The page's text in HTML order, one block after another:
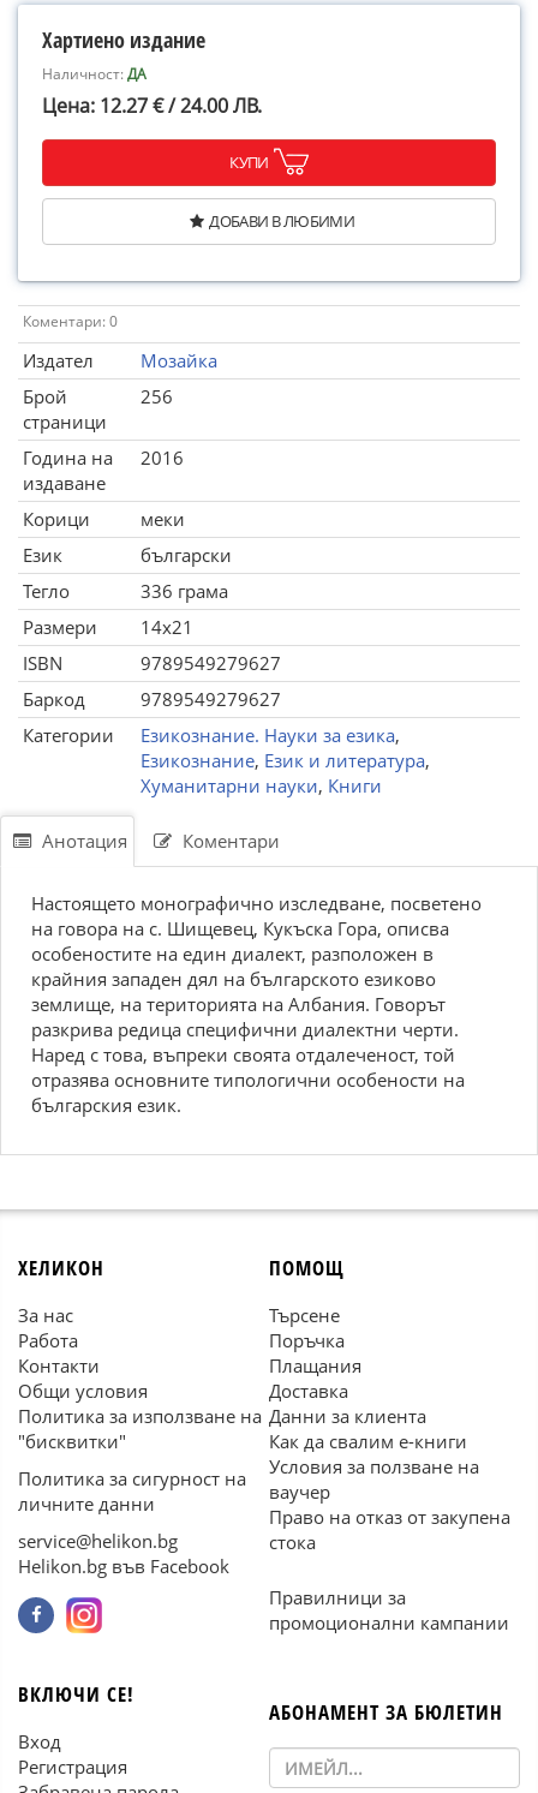
Хартиено издание
Наличност:ДА
Цена: 12.27 € / 24.00 ЛВ.
КУПИ
ДОБАВИ В ЛЮБИМИ
Коментари: 0
Издател
Мозайка
Брой
страници
256
Година на
издаване
2016
Корици
меки
Език
български
Тегло
336 грама
Размери
14x21
ISBN
9789549279627
Баркод
9789549279627
Категории
Езикознание. Науки за езика,
Езикознание, Език и литература,
Хуманитарни науки, Книги
Анотация Коментари
Настоящето монографично изследване, посветено
на говора на с. Шищевец, Кукъска Гора, описва
особеностите на един диалект, разположен в
крайния западен дял на българското езиково
землище, на територията на Албания. Говорът
разкрива редица специфични диалектни черти.
Наред с това, въпреки своята отдалеченост, той
отразява основните типологични особености на
българския език.
ХЕЛИКОН
За нас
Работа
Контакти
Общи условия
Политика за използване на
"бисквитки"
Политика за сигурност на
личните данни
service@helikon.bg
Helikon.bg във Facebook
ПОМОЩ
Търсене
Поръчка
Плащания
Доставка
Данни за клиента
Как да свалим е-книги
Условия за ползване на
ваучер
Право на отказ от закупена
стока
Правилници за
промоционални кампании
ВКЛЮЧИ СЕ!
Вход
Регистрация
АБОНАМЕНТ ЗА БЮЛЕТИН